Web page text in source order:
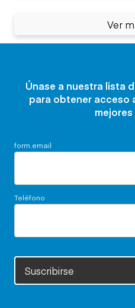
Ver
Únase a nuestra lista
para obtener acceso
form.email
Teléfono
Suscribirse